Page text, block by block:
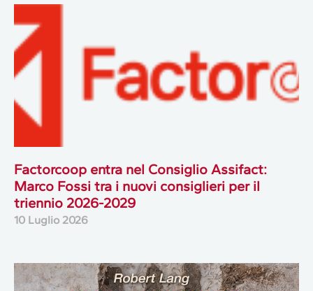
Factorcoop entra nel Consiglio Assifact:
Marco Fossi tra i nuovi consiglieri per il
triennio 2026-2029
10 Luglio 2026